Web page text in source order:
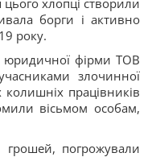
цього хлопці створили
борги і активно
року.
юридичної фірми ТОВ
злочинної
колишніх працівників
вісьмом особам,
погрожували